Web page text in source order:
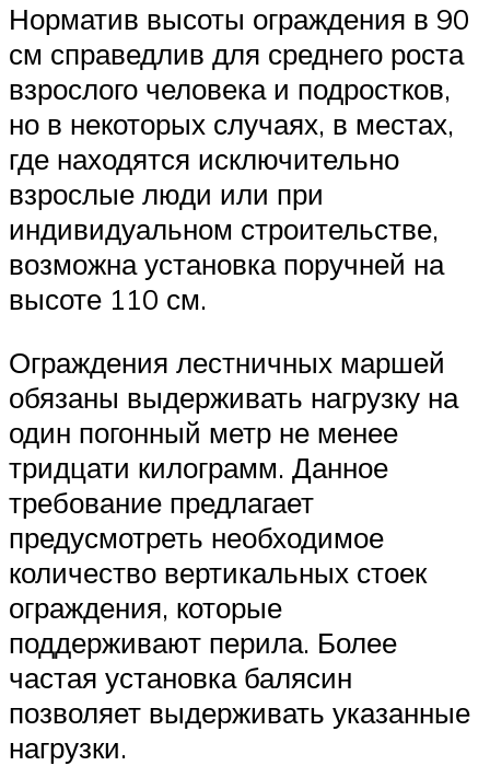
Норматив высоты ограждения в 90
см справедлив для среднего роста
взрослого человека и подростков,
но в некоторых случаях, в местах,
где находятся исключительно
взрослые люди или при
индивидуальном строительстве,
возможна установка поручней на
высоте 110 см.
Ограждения лестничных маршей
обязаны выдерживать нагрузку на
один погонный метр не менее
тридцати килограмм. Данное
требование предлагает
предусмотреть необходимое
количество вертикальных стоек
ограждения, которые
поддерживают перила. Более
частая установка балясин
позволяет выдерживать указанные
нагрузки.